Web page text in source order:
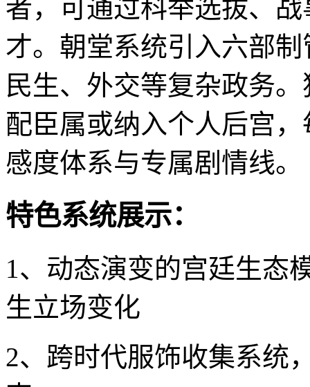
者，可通过科举选拔、
才。朝堂系统引入六部
民生、外交等复杂政务
配臣属或纳入个人后宫
感度体系与专属剧情线。
特色系统展示：
1、动态演变的宫廷生态
生立场变化
2、跨时代服饰收集系统